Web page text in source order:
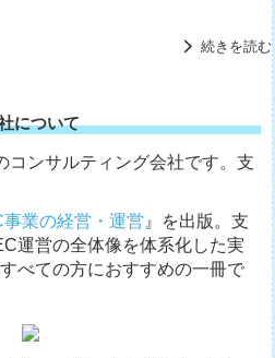
続きを読む
について
コンサルティング会社です。支
業の経営・運営 』を出版。支
運営の全体像を体系化した実
べての方におすすめの一冊で